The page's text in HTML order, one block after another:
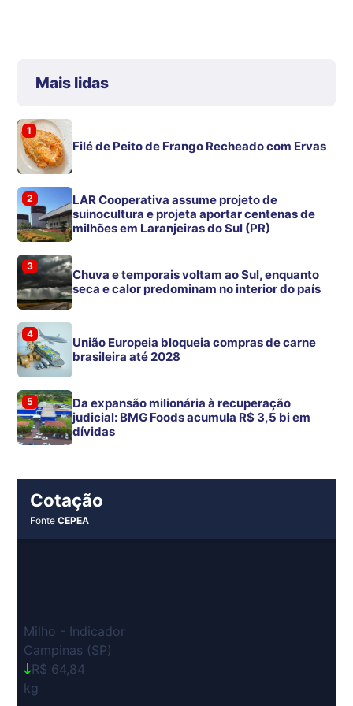
Mais lidas
1
Filé de Peito de Frango Recheado com Ervas
2
LAR Cooperativa assume projeto de
suinocultura e projeta aportar centenas de
milhões em Laranjeiras do Sul (PR)
3
Chuva e temporais voltam ao Sul, enquanto
seca e calor predominam no interior do país
4
União Europeia bloqueia compras de carne
brasileira até 2028
5
Da expansão milionária à recuperação
judicial: BMG Foods acumula R$ 3,5 bi em
dívidas
Cotação
FonteCEPEA
Milho - Indicador
Campinas (SP)
R$ 64,84
kg